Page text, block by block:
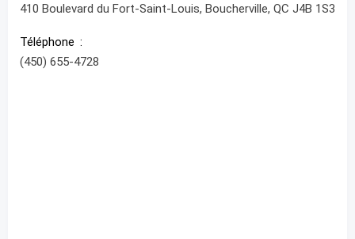
410 Boulevard du Fort-Saint-Louis, Boucherville, QC J4B 1S3
Téléphone
(450) 655-4728